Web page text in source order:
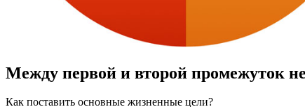
Между первой и второй промежуток
Как поставить основные жизненные цели?